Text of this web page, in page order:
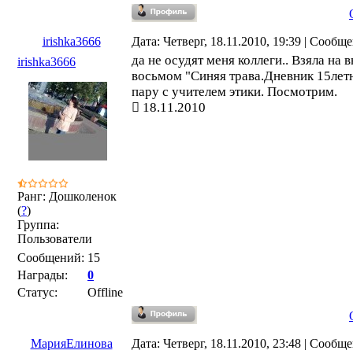
irishka3666
Дата: Четверг, 18.11.2010, 19:39 |
irishka3666
Ранг: Дошколенок
(?)
Группа:
Пользователи
Сообщений: 15
Награды:
0
Статус:
Offline
да не осудят меня коллеги.. Взяла на
восьмом "Синяя трава.Дневник
пару с учителем этики. Посмотрим.
18.11.2010
МарияЕлинова
Дата: Четверг, 18.11.2010, 23:48 |